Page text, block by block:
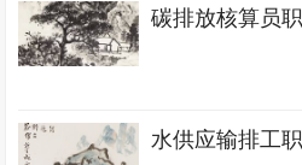
碳排放核算员
水供应输排工